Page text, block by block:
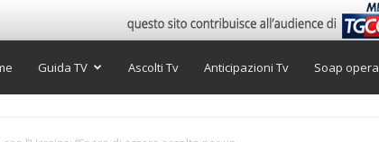
Guida TV Ascolti Tv Anticipazioni Tv Soap opera